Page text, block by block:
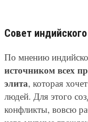
Совет
По мнению
источником всех
элита, которая
людей. Для этого
конфликты, вовсю